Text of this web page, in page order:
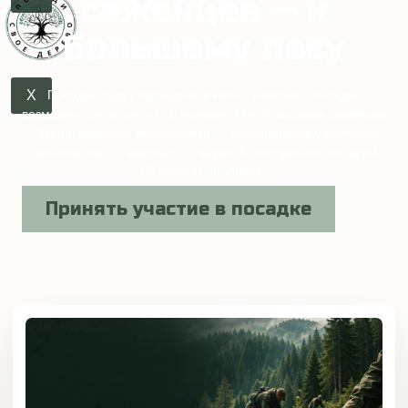
X
большому лесу
Посадки будут проходить в июне, участие в посадке
возможно для групп от 10 человек. Место высадки саженцев
Принять участие в посадке